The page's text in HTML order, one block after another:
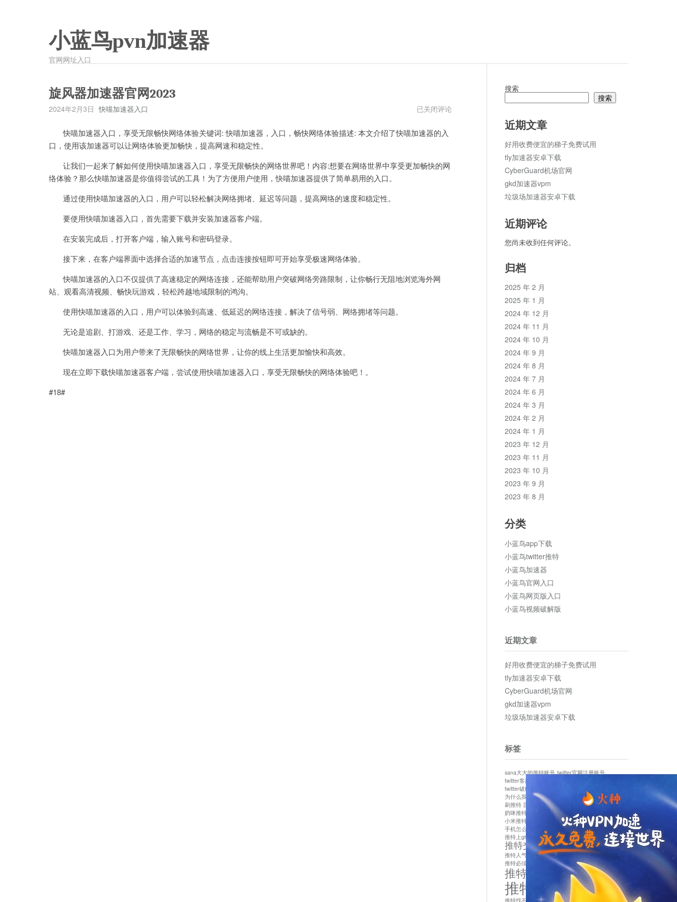
小蓝鸟pvn加速器
官网网址入口
旋风器加速器官网2023
2024年2月3日 快喵加速器入口
旋
加
网
2023
已关闭评论
快喵加速器入口，享受无限畅快网络体验关键词: 快喵加速器，入口，畅快网络体验描述: 本文介绍了快喵加速器的入
口，使用该加速器可以让网络体验更加畅快，提高网速和稳定性。
让我们一起来了解如何使用快喵加速器入口，享受无限畅快的网络世界吧！内容:想要在网络世界中享受更加畅快的网
络体验？那么快喵加速器是你值得尝试的工具！为了方便用户使用，快喵加速器提供了简单易用的入口。
通过使用快喵加速器的入口，用户可以轻松解决网络拥堵、延迟等问题，提高网络的速度和稳定性。
要使用快喵加速器入口，首先需要下载并安装加速器客户端。
在安装完成后，打开客户端，输入账号和密码登录。
接下来，在客户端界面中选择合适的加速节点，点击连接按钮即可开始享受极速网络体验。
快喵加速器的入口不仅提供了高速稳定的网络连接，还能帮助用户突破网络旁路限制，让你畅行无阻地浏览海外网
站、观看高清视频、畅快玩游戏，轻松跨越地域限制的鸿沟。
使用快喵加速器的入口，用户可以体验到高速、低延迟的网络连接，解决了信号弱、网络拥堵等问题。
无论是追剧、打游戏、还是工作、学习，网络的稳定与流畅是不可或缺的。
快喵加速器入口为用户带来了无限畅快的网络世界，让你的线上生活更加愉快和高效。
现在立即下载快喵加速器客户端，尝试使用快喵加速器入口，享受无限畅快的网络体验吧！。
#18#
搜索
搜索
近期文章
好用收费便宜的梯子免费试用
tly加速器安卓下载
CyberGuard机场官网
gkd加速器vpm
垃圾场加速器安卓下载
近期评论
您尚未收到任何评论。
归档
2025 年 2 月
2025 年 1 月
2024 年 12 月
2024 年 11 月
2024 年 10 月
2024 年 9 月
2024 年 8 月
2024 年 7 月
2024 年 6 月
2024 年 3 月
2024 年 2 月
2024 年 1 月
2023 年 12 月
2023 年 11 月
2023 年 10 月
2023 年 9 月
2023 年 8 月
分类
小蓝鸟app下载
小蓝鸟twitter推特
小蓝鸟加速器
小蓝鸟官网入口
小蓝鸟网页版入口
小蓝鸟视频破解版
近期文章
好用收费便宜的梯子免费试用
tly加速器安卓下载
CyberGuard机场官网
gkd加速器vpm
垃圾场加速器安卓下载
标签
sana大大的推特账号 twitter官网注册账号
twitter客服
twitter破解版下载
为什么我推特无法保存设置
作者sana推特是什么
刷推特 国内为什么不能用twitter 国内能用twitter吗
奶咪推特
如何找回推特密码
小米推特闪退是怎么回事 怎么看推特上的视频
手机怎么注册推特账号
推特devil
推特上ghs的女博主
推特交友软件app下载
推特人气萌货小蔡头喵喵喵 推特实名制
推特必须用外网吗
推特怎么取消关联手机号
推特怎么看敏感内容苹果
推特找不到账号 推特注册必须要手机号